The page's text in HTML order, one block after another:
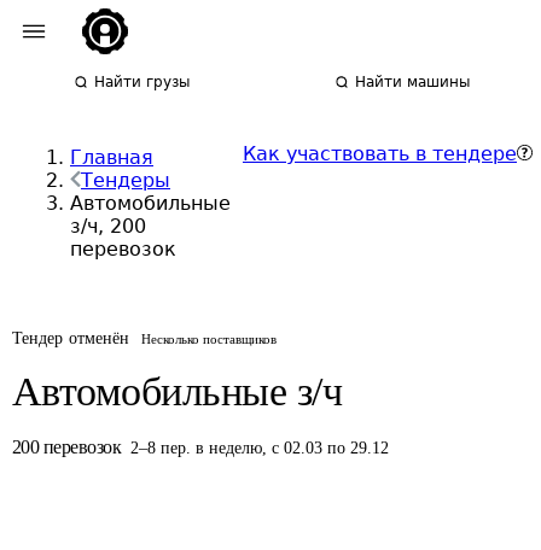
Найти грузы Найти машины
Главная
Тендеры
Автомобильные
з/ч, 200
перевозок
Как участвовать в тендере
Тендер отменён Несколько поставщиков
Автомобильные з/ч
200 перевозок 2–8 пер. в неделю,с 02.03 по 29.12